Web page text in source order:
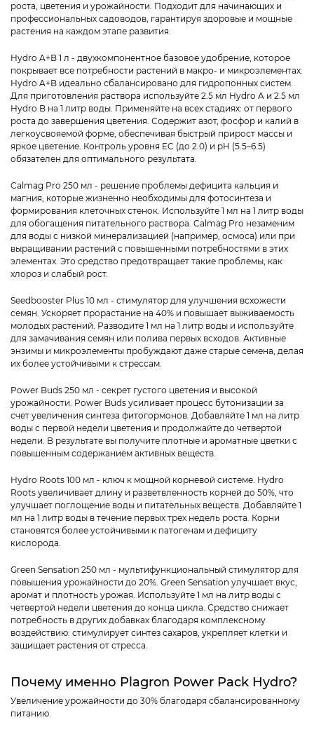
роста, цветения и урожайности. Подходит для начинающих и
профессиональных садоводов, гарантируя здоровые и мощные
растения на каждом этапе развития.
Hydro A+B 1 л - двухкомпонентное базовое удобрение, которое
покрывает все потребности растений в макро- и микроэлементах.
Hydro A+B идеально сбалансировано для гидропонных систем.
Для приготовления раствора используйте 2.5 мл Hydro A и 2.5 мл
Hydro B на 1 литр воды. Применяйте на всех стадиях: от первого
роста до завершения цветения. Содержит азот, фосфор и калий в
легкоусвояемой форме, обеспечивая быстрый прирост массы и
яркое цветение. Контроль уровня EC (до 2.0) и pH (5.5–6.5)
обязателен для оптимального результата.
Calmag Pro 250 мл - решение проблемы дефицита кальция и
магния, которые жизненно необходимы для фотосинтеза и
формирования клеточных стенок. Используйте 1 мл на 1 литр воды
для обогащения питательного раствора. Calmag Pro незаменим
для воды с низкой минерализацией (например, осмоса) или при
выращивании растений с повышенными потребностями в этих
элементах. Это средство предотвращает такие проблемы, как
хлороз и слабый рост.
Seedbooster Plus 10 мл - стимулятор для улучшения всхожести
семян. Ускоряет прорастание на 40% и повышает выживаемость
молодых растений. Разводите 1 мл на 1 литр воды и используйте
для замачивания семян или полива первых всходов. Активные
энзимы и микроэлементы пробуждают даже старые семена, делая
их более устойчивыми к стрессам.
Power Buds 250 мл - секрет густого цветения и высокой
урожайности. Power Buds усиливает процесс бутонизации за
счет увеличения синтеза фитогормонов. Добавляйте 1 мл на литр
воды с первой недели цветения и продолжайте до четвертой
недели. В результате вы получите плотные и ароматные цветки с
повышенным содержанием активных веществ.
Hydro Roots 100 мл - ключ к мощной корневой системе. Hydro
Roots увеличивает длину и разветвленность корней до 50%, что
улучшает поглощение воды и питательных веществ. Добавляйте 1
мл на 1 литр воды в течение первых трех недель роста. Корни
становятся более устойчивыми к патогенам и дефициту
кислорода.
Green Sensation 250 мл - мультифункциональный стимулятор для
повышения урожайности до 20%. Green Sensation улучшает вкус,
аромат и плотность урожая. Используйте 1 мл на литр воды с
четвертой недели цветения до конца цикла. Средство снижает
потребность в других добавках благодаря комплексному
воздействию: стимулирует синтез сахаров, укрепляет клетки и
защищает растения от стресса.
Почему именно Plagron Power Pack Hydro?
Увеличение урожайности до 30% благодаря сбалансированному
питанию.